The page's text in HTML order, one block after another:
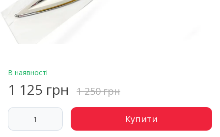
В наявності
1 125 грн 1 250 грн
Купити